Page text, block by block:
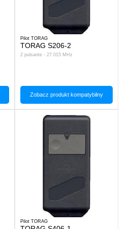
Pilot TORAG
TORAG S206-2
2 pulsante - 27.015 MHz
Zobacz produkt kompatybilny
Pilot TORAG